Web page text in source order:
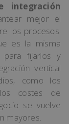
integración
mejor el
los procesos.
es la misma
para fijarlos y
vertical
como los
costes de
se vuelve
mayores.